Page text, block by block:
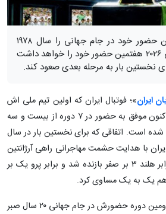
فوتبال ایران که نخستین حضور خود در جام جهانی را سال ۱۹۷۸
تجربه کرد، در جام جهانی ۲۰۲۶ هفتمین حضور خود را خواهد داشت
نخستین بار به مرحله بعدی صعود کند.
ایران»؛ فوتبال ایران که اولین تیم ملی اش
در سال ۱۳۰۵ تشکیل شد، تاکنون موفق به حضور در ۷ دوره از بیست و سه
است. اتفاقی که برای نخستین بار در سال
ایران با هدایت حشمت مهاجرانی راهی آرژانتین
شدند. در این دوره ایران برابر هلند ۳ بر صفر بازنده شد و برابر پرو یک بر
هم یک به یک مساوی کرد.
تیم ملی فوتبال ایران برای دومین دوره حضورش در جام جهانی ۲۰ سال صبر